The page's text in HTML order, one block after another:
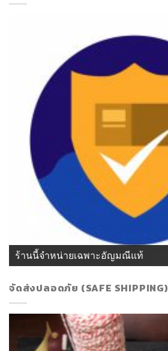
ร้านนี้จำหน่ายเฉพาะอัญมณีแท้
จัดส่งปลอดภัย (SAFE SHIPPING)